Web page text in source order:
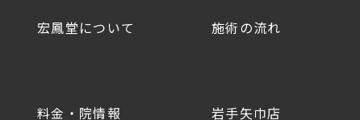
宏鳳堂について 施術の流れ
料金・院情報 岩手矢巾店